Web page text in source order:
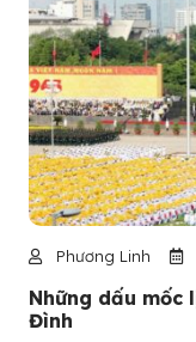
Phương Linh
Những dấu mốc
Đình